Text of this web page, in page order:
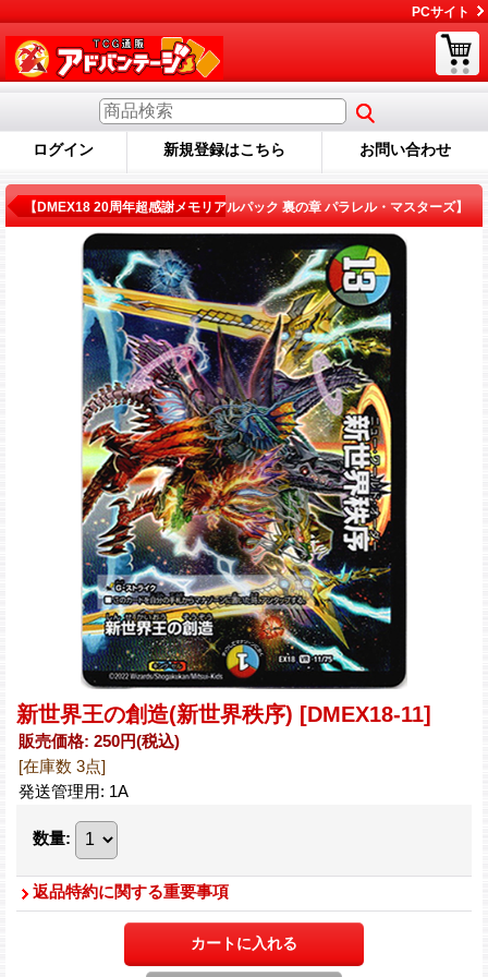
PCサイト
ログイン 新規登録はこちら お問い合わせ
商品詳細
【DMEX18 20周年超感謝メモリアルパック 裏の章 パラレル・マスターズ】
新世界王の創造(新世界秩序) [DMEX18-11]
販売価格: 250円(税込)
[在庫数 3点]
発送管理用: 1A
数量:
返品特約に関する重要事項